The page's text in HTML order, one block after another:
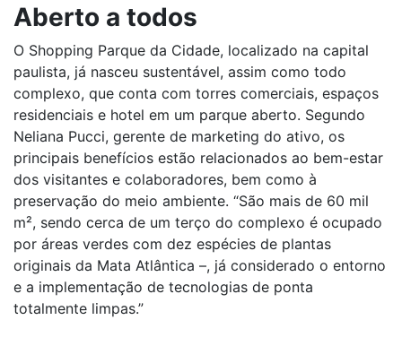
Aberto a todos
O Shopping Parque da Cidade, localizado na capital
paulista, já nasceu sustentável, assim como todo
complexo, que conta com torres comerciais, espaços
residenciais e hotel em um parque aberto. Segundo
Neliana Pucci, gerente de marketing do ativo, os
principais benefícios estão relacionados ao bem-estar
dos visitantes e colaboradores, bem como à
preservação do meio ambiente. “São mais de 60 mil
m², sendo cerca de um terço do complexo é ocupado
por áreas verdes com dez espécies de plantas
originais da Mata Atlântica –, já considerado o entorno
e a implementação de tecnologias de ponta
totalmente limpas.”